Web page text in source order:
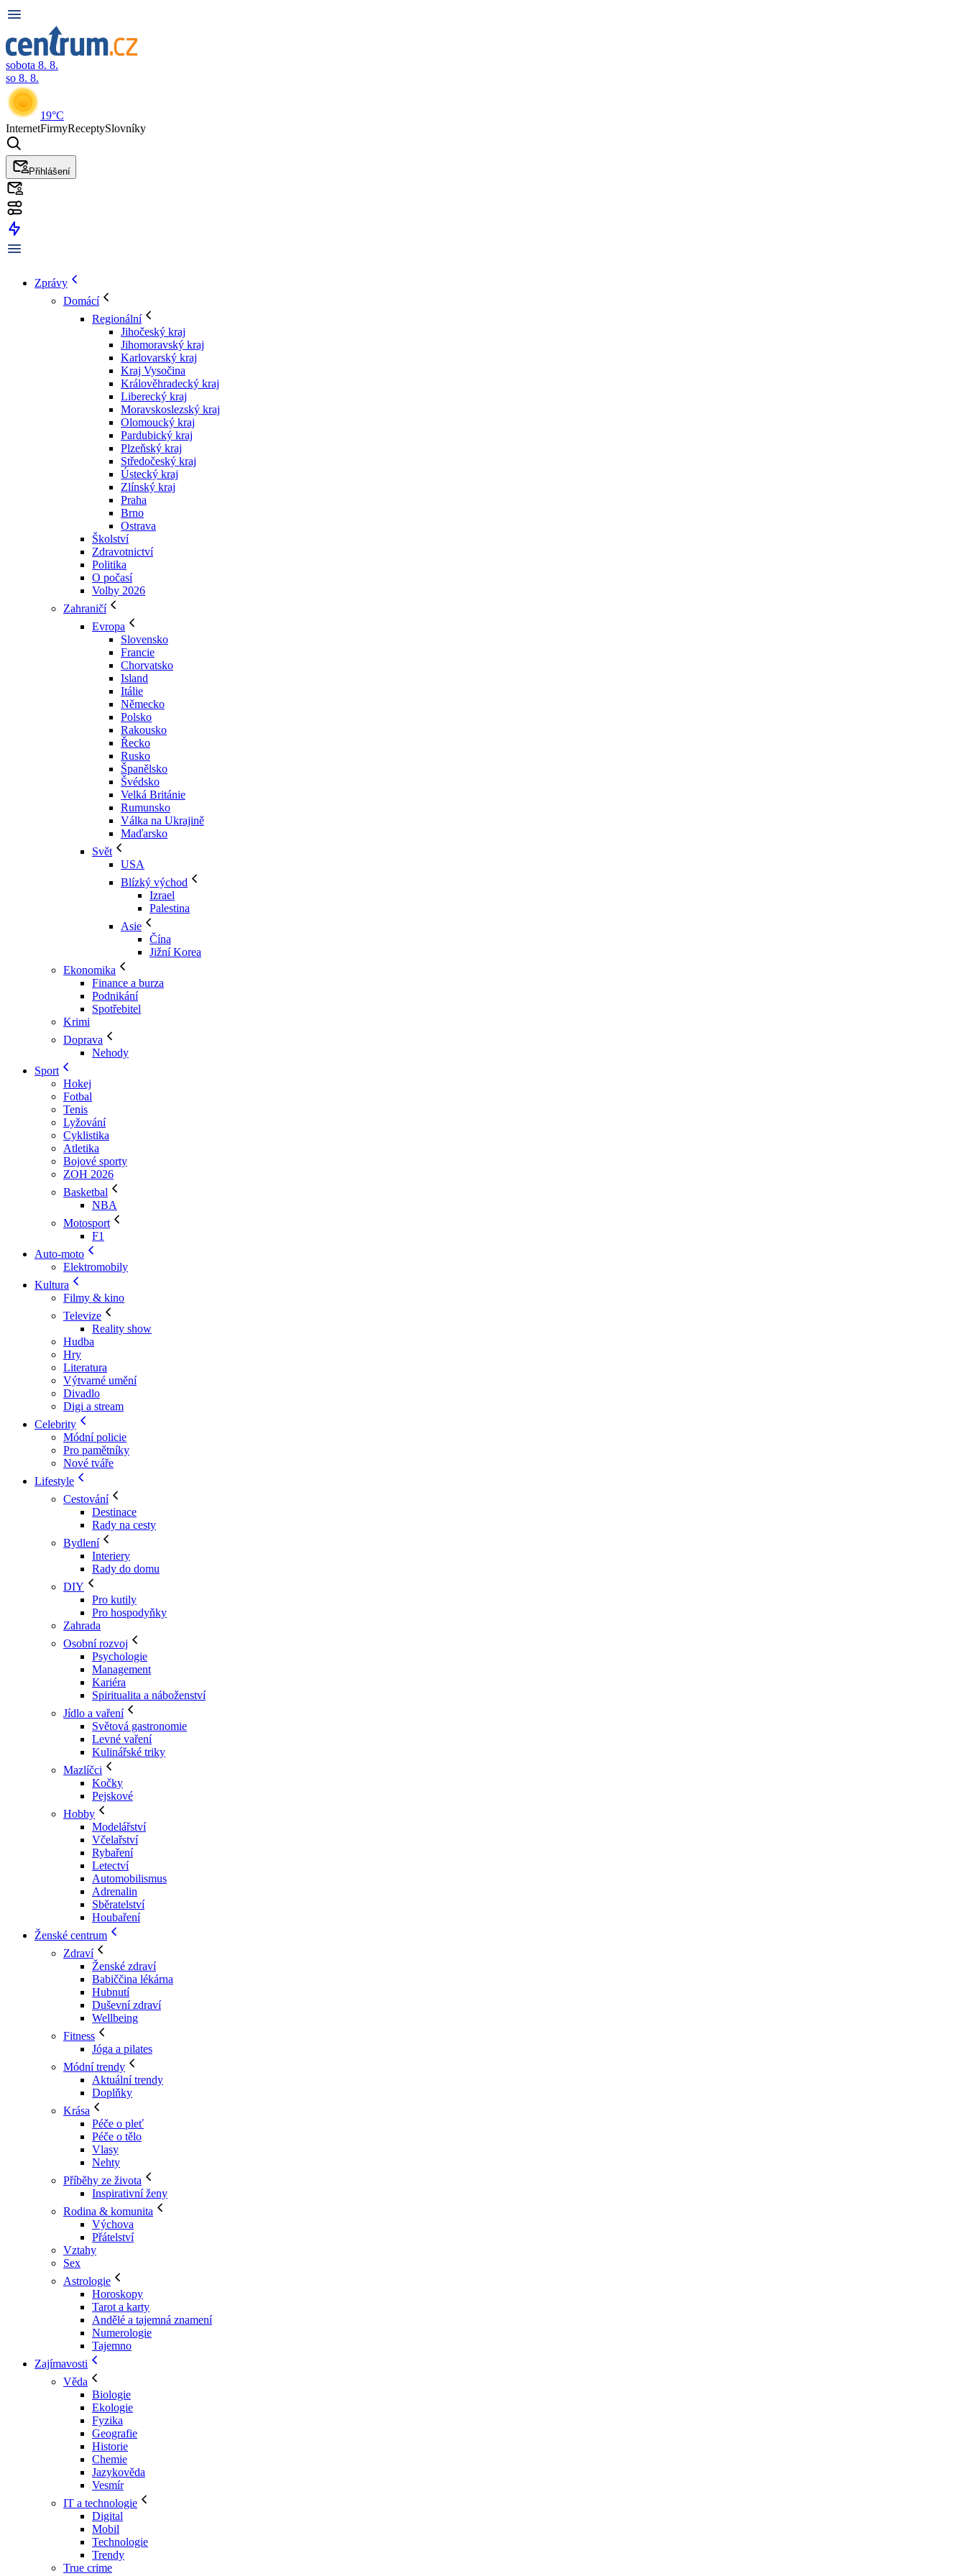
sobota 8. 8.
so 8. 8.
19°C
InternetFirmyReceptySlovníky
Přihlášení
Zprávy
Domácí
Regionální
Jihočeský kraj
Jihomoravský kraj
Karlovarský kraj
Kraj Vysočina
Králověhradecký kraj
Liberecký kraj
Moravskoslezský kraj
Olomoucký kraj
Pardubický kraj
Plzeňský kraj
Středočeský kraj
Ústecký kraj
Zlínský kraj
Praha
Brno
Ostrava
Školství
Zdravotnictví
Politika
O počasí
Volby 2026
Zahraničí
Evropa
Slovensko
Francie
Chorvatsko
Island
Itálie
Německo
Polsko
Rakousko
Řecko
Rusko
Španělsko
Švédsko
Velká Británie
Rumunsko
Válka na Ukrajině
Maďarsko
Svět
USA
Blízký východ
Izrael
Palestina
Asie
Čína
Jižní Korea
Ekonomika
Finance a burza
Podnikání
Spotřebitel
Krimi
Doprava
Nehody
Sport
Hokej
Fotbal
Tenis
Lyžování
Cyklistika
Atletika
Bojové sporty
ZOH 2026
Basketbal
NBA
Motosport
F1
Auto-moto
Elektromobily
Kultura
Filmy & kino
Televize
Reality show
Hudba
Hry
Literatura
Výtvarné umění
Divadlo
Digi a stream
Celebrity
Módní policie
Pro pamětníky
Nové tváře
Lifestyle
Cestování
Destinace
Rady na cesty
Bydlení
Interiery
Rady do domu
DIY
Pro kutily
Pro hospodyňky
Zahrada
Osobní rozvoj
Psychologie
Management
Kariéra
Spiritualita a náboženství
Jídlo a vaření
Světová gastronomie
Levné vaření
Kulinářské triky
Mazlíčci
Kočky
Pejskové
Hobby
Modelářství
Včelařství
Rybaření
Letectví
Automobilismus
Adrenalin
Sběratelství
Houbaření
Ženské centrum
Zdraví
Ženské zdraví
Babiččina lékárna
Hubnutí
Duševní zdraví
Wellbeing
Fitness
Jóga a pilates
Módní trendy
Aktuální trendy
Doplňky
Krása
Péče o pleť
Péče o tělo
Vlasy
Nehty
Příběhy ze života
Inspirativní ženy
Rodina & komunita
Výchova
Přátelství
Vztahy
Sex
Astrologie
Horoskopy
Tarot a karty
Andělé a tajemná znamení
Numerologie
Tajemno
Zajímavosti
Věda
Biologie
Ekologie
Fyzika
Geografie
Historie
Chemie
Jazykověda
Vesmír
IT a technologie
Digital
Mobil
Technologie
Trendy
True crime